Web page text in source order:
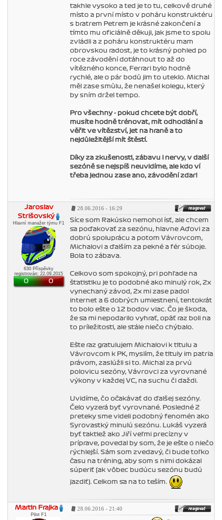
takhle vysoko a ted je to tu, celkově druhé
místo a první místo v poháru konstruktéru
s bratrem Petrem je krásné zakončení a
tímto mu oficiálně děkuji, jak jsme to spolu
zvládli a z poháru konstruktéru mam
obrovskou radost, je to krásný pohled po
roce závodění dotáhnout to až do
vítězného konce, Ferrari bylo hodně
rychlé, ale o pár bodů jim to uteklo. Michal
měl zase smůlu, že nenašel kolegu, který
by sním držel tempo.
Pro všechny - pokud chcete být dobří,
musíte hodně trénovat, mít odhodlání a
věřit ve vítězství, jet na hraně a to
nejdůležitější mít štěstí.
Díky za zkušenosti, zábavu i nervy, v další
sezóně se nejspíš neuvidíme, ale kdo ví
třeba jednou zase ano, závodění zdar!
Jaroslav
Strišovský
Hlavní manažer týmu F1
630 Příspěvky
registrován: 22.09.2015
0 0
28.06.2016 - 16:29
Síce som Rakúsko nemohol ísť, ale chcem
sa poďakovať za sezónu, hlavne Aďovi za
dobrú spoluprácu a potom Vávrovcom,
Michalovi a ďalším za pekné a fér súboje.
Bola to zábava.
Celkovo som spokojný, pri pohľade na
štatistiku je to podobné ako minulý rok, 2x
vynechaný závod, 2x mi zase padol
internet a 6 dobrých umiestnení, tentokrát
to bolo ešte o 12 bodov viac. Čo je škoda,
že sa mi nepodarilo vyhrať, opäť raz boli na
to príležitosti, ale stále niečo chýbalo.
Ešte raz gratulujem Michalovi k titulu a
Vávrovcom k PK, myslím, že tituly im patria
právom, zaslúžli si to. Michal za prvú
polovicu sezóny, Vávrovci za vyrovnané
výkony v každej VC, na suchu či daždi.
Uvidíme, čo očakávať do ďalšej sezóny.
Čelo vyzerá byť vyrovnané. Posledné 2
preteky sme videli podobný fenomén ako
Syrovastký minulú sezónu. Lukáš vyzerá
byť taktiež ako Jiří veľmi precízny v
príprave, povedal by som, že je ešte o niečo
rýchlejší. Sám som zvedavý, či bude toľko
času na tréning, aby som s nimi dokázal
súperiť (ak vôbec budúcu sezónu budú
jazdiť). Celkom sa na to teším.
Martin Frajka
Pilot F1
28.06.2016 - 21:40